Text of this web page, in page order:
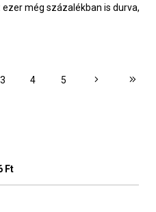
még százalékban is durva,
3 4 5
Ft